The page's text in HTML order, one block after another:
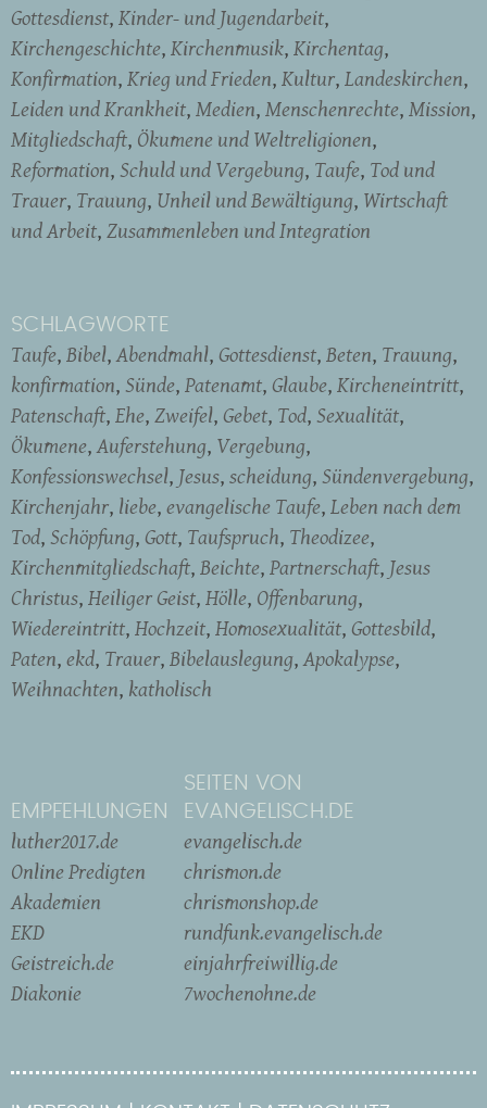
Gottesdienst Kinder- und Jugendarbeit
Kirchengeschichte Kirchenmusik Kirchentag
Konfirmation Krieg und Frieden Kultur Landeskirchen
Leiden und Krankheit Medien Menschenrechte Mission
Mitgliedschaft Ökumene und Weltreligionen
Reformation Schuld und Vergebung Taufe Tod und
Trauer Trauung Unheil und Bewältigung Wirtschaft
und Arbeit Zusammenleben und Integration
SCHLAGWORTE
Taufe Bibel Abendmahl Gottesdienst Beten Trauung
konfirmation Sünde Patenamt Glaube Kircheneintritt
Patenschaft Ehe Zweifel Gebet Tod Sexualität
Ökumene Auferstehung Vergebung
Konfessionswechsel Jesus scheidung Sündenvergebung
Kirchenjahr liebe evangelische Taufe Leben nach dem
Tod Schöpfung Gott Taufspruch Theodizee
Kirchenmitgliedschaft Beichte Partnerschaft Jesus
Christus Heiliger Geist Hölle Offenbarung
Wiedereintritt Hochzeit Homosexualität Gottesbild
Paten ekd Trauer Bibelauslegung Apokalypse
Weihnachten katholisch
EMPFEHLUNGEN
luther2017.de
Online Predigten
Akademien
EKD
Geistreich.de
Diakonie
SEITEN VON
EVANGELISCH.DE
evangelisch.de
chrismon.de
chrismonshop.de
rundfunk.evangelisch.de
einjahrfreiwillig.de
7wochenohne.de